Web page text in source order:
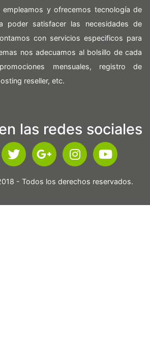
y ofrecemos tecnología de
poder satisfacer las necesidades de
con servicios especificos para
nos adecuamos al bolsillo de cada
mensuales, registro de
reseller, etc.
las redes sociales
- Todos los derechos reservados.